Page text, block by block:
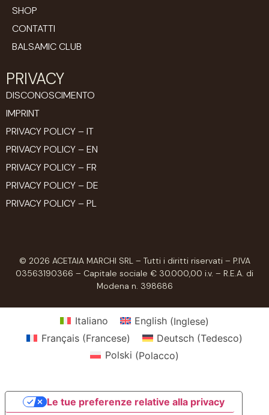
SHOP
CONTATTI
BALSAMIC CLUB
PRIVACY
DISCONOSCIMENTO
IMPRINT
PRIVACY POLICY – IT
PRIVACY POLICY – EN
PRIVACY POLICY – FR
PRIVACY POLICY – DE
PRIVACY POLICY – PL
© 2026 ACETAIA MARCHI SRL – Tutti i diritti riservati – P.IVA
03563190366 – Capitale sociale € 30.000,00 i.v. – R.E.A. di
Modena n. 398686
Italiano English(Inglese)
Français(Francese) Deutsch(Tedesco)
Polski (Polacco)
Le tue preferenze relative alla privacy